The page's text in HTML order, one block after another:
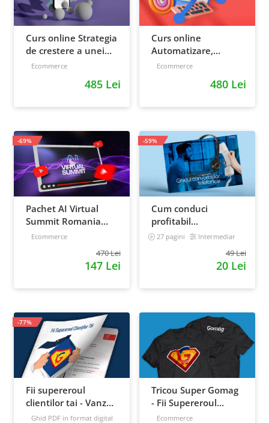
Curs online Strategia
de crestere a unei
afaceri - de la idee, la
Ecommerce
485 Lei
Curs online
Automatizare,
scalare si loializare:
strategia de business
Ecommerce
480 Lei
Pachet AI Virtual
Summit Romania
2026: inregistrari +
Ecommerce
470 Lei
147 Lei
-69%
Cum conduci
profitabil
convorbirile
27 pagini Intermediar
49 Lei
20 Lei
-59%
Fii supereroul
clientilor tai - Vanzari
pe pilot automat
Ghid PDF in format digital
-77%
Tricou Super Gomag
- Fii Supereroul
Clientilor Tai
Ecommerce